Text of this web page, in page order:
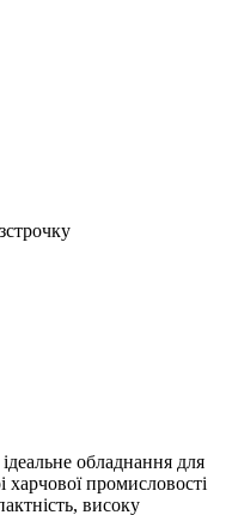
обладнання для
харчової промисловості
високу